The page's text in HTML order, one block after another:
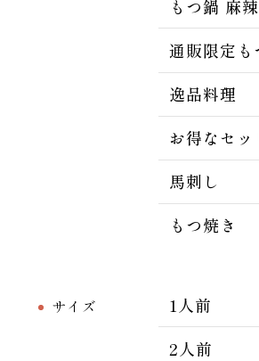
もつ鍋 麻
通販限定も
逸品料理
お得なセッ
馬刺し
もつ焼き
サイズ
1人前
2人前